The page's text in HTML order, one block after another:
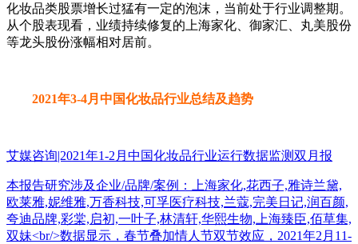
化妆品类股票增长过猛有一定的泡沫，当前处于行业调整期。
从个股表现看，业绩持续修复的上海家化、御家汇、丸美股份
等龙头股份涨幅相对居前。
2021年3-4月中国化妆品行业总结及趋势
艾媒咨询|2021年1-2月中国化妆品行业运行数据监测双月报
本报告研究涉及企业/品牌/案例：上海家化,花西子,雅诗兰黛,
欧莱雅,妮维雅,万香科技,可孚医疗科技,兰蔻,完美日记,润百颜,
夸迪品牌,彩棠,启初,一叶子,林清轩,华熙生物,上海臻臣,佰草集,
双妹<br/>数据显示，春节叠加情人节双节效应，2021年2月11-